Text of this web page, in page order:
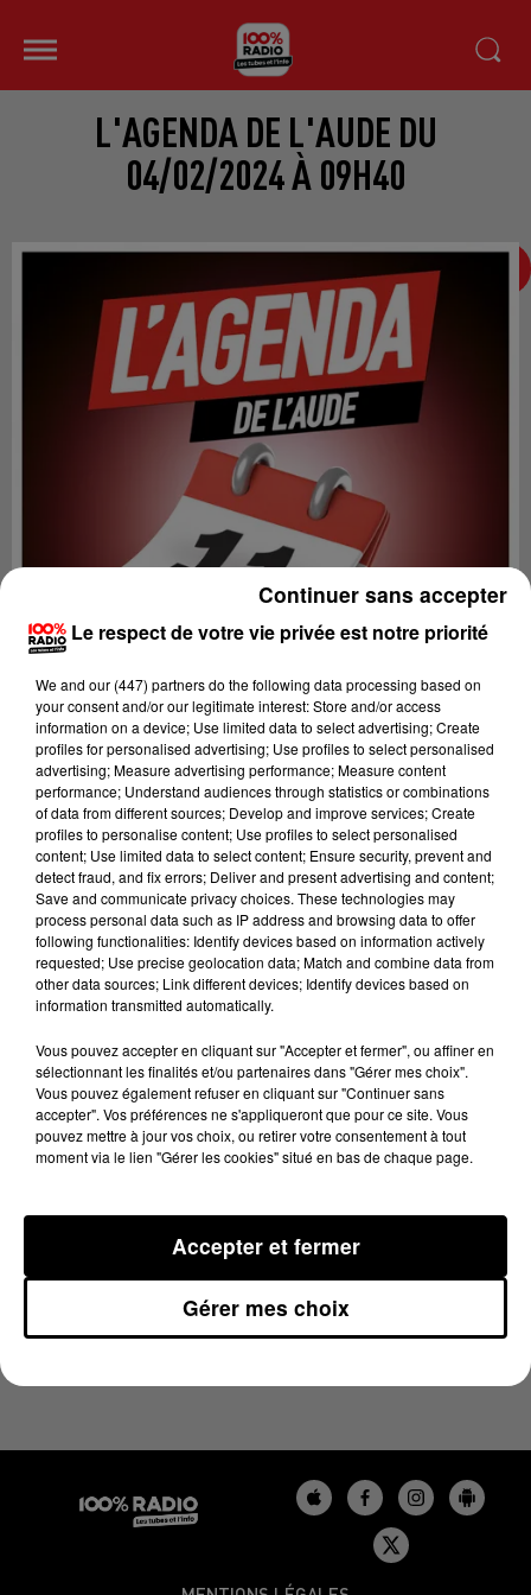
L'AGENDA DE L'AUDE DU
04/02/2024 À 09H40
Lecture (7 min)
100%
4 février 2024 - 7 min
L'AGENDA DE L'AUDE DU 04/02/2024 À 09H40
Le respect de votre vie privée est notre priorité
We and our (447) partnersdo the following data processing based on
your consent and/or our legitimate interest: Store and/or access
information on a device; Use limited data to select advertising; Create
profiles for personalised advertising; Use profiles to select personalised
advertising; Measure advertising performance; Measure content
performance; Understand audiences through statistics or combinations
of data from different sources; Develop and improve services; Create
profiles to personalise content; Use profiles to select personalised
content; Use limited data to select content; Ensure security, prevent and
detect fraud, and fix errors; Deliver and present advertising and content;
Save and communicate privacy choices. These technologies may
process personal data such as IP address and browsing data to offer
following functionalities: Identify devices based on information actively
requested; Use precise geolocation data; Match and combine data from
other data sources; Link different devices; Identify devices based on
information transmitted automatically.
Vous pouvez accepter en cliquant sur "Accepter et fermer", ou affiner en
sélectionnant les finalités et/ou partenaires dans "Gérer mes choix".
Vous pouvez également refuser en cliquant sur "Continuer sans
accepter". Vos préférences ne s'appliqueront que pour ce site. Vous
pouvez mettre à jour vos choix, ou retirer votre consentement à tout
moment via le lien "Gérer les cookies" situé en bas de chaque page.
Gérer mes choix
Accepter et fermer
Continuer sans accepter